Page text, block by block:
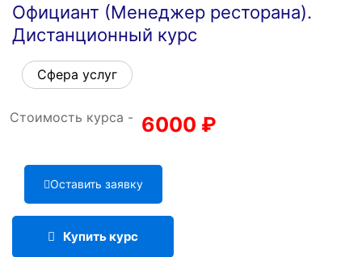
Официант (Менеджер ресторана).
Дистанционный курс
Сфера услуг
Стоимость курса - 6000 ₽
Оставить заявку
Купить курс